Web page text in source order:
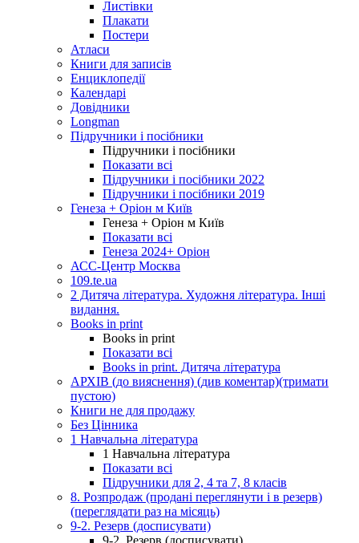
Листівки
Плакати
Постери
Атласи
Книги для записів
Енциклопедії
Календарі
Довідники
Longman
Підручники і посібники
Підручники і посібники
Показати всі
Підручники і посібники 2022
Підручники і посібники 2019
Генеза + Оріон м Київ
Генеза + Оріон м Київ
Показати всі
Генеза 2024+ Оріон
АСС-Центр Москва
109.te.ua
2 Дитяча література. Художня література. Інші
видання.
Books in print
Books in print
Показати всі
Books in print. Дитяча література
АРХІВ (до вияснення) (див коментар)(тримати
пустою)
Книги не для продажу
Без Цінника
1 Навчальна література
1 Навчальна література
Показати всі
Підручники для 2, 4 та 7, 8 класів
8. Розпродаж (продані переглянути і в резерв)
(переглядати раз на місяць)
9-2. Резерв (досписувати)
9-2. Резерв (досписувати)